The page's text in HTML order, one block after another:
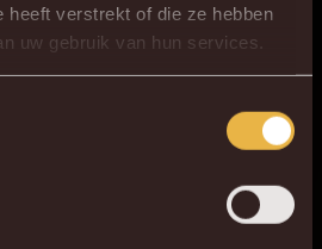
heeft verstrekt of die ze hebben
uw gebruik van hun services.×
KVM APP
KVM App nu via je